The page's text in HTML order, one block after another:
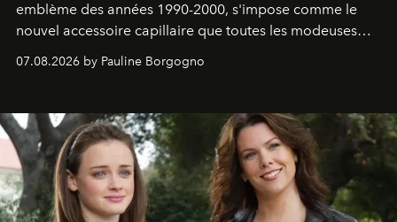
emblème des années 1990-2000, s'impose comme le
nouvel accessoire capillaire que toutes les modeuses
s'arrachent déjà.
07.08.2026 by Pauline Borgogno